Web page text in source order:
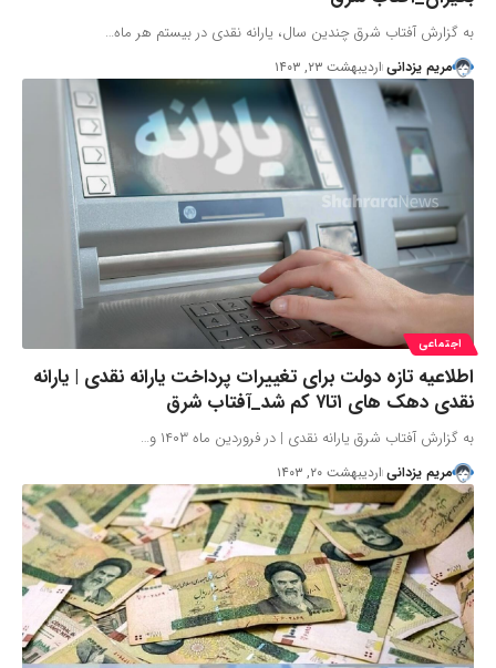
به گزارش آفتاب شرق چندین سال، یارانه نقدی در بیستم هر ماه…
مریم یزدانی اردیبهشت ۲۳, ۱۴۰۳
اجتماعی
اطلاعیه‌ تازه دولت برای تغییرات پرداخت یارانه نقدی | یارانه
نقدی دهک های ۱تا۷ کم شد_آفتاب شرق
به گزارش آفتاب شرق یارانه نقدی | در فروردین ماه ۱۴۰۳ و…
مریم یزدانی اردیبهشت ۲۰, ۱۴۰۳